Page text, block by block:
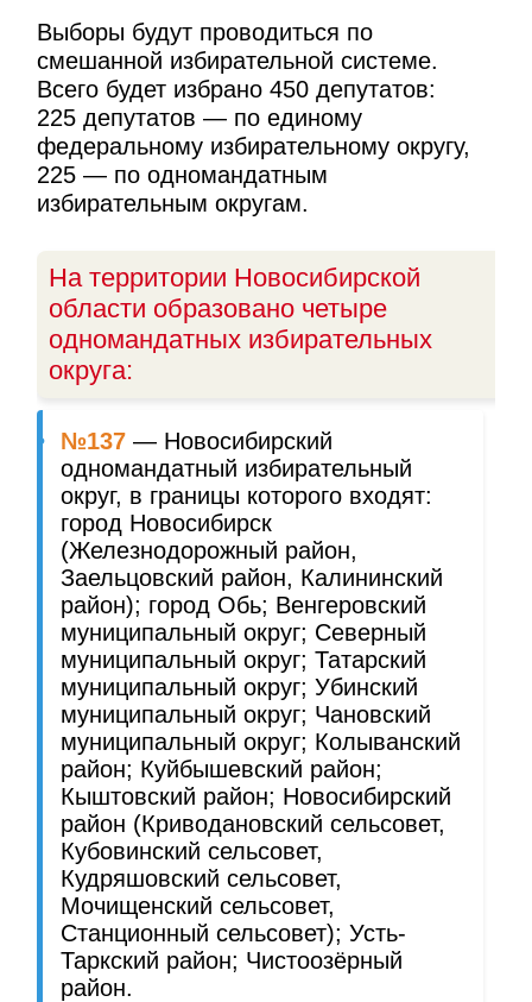
Выборы будут проводиться по
смешанной избирательной системе.
Всего будет избрано 450 депутатов:
225 депутатов — по единому
федеральному избирательному округу,
225 — по одномандатным
избирательным округам.
На территории Новосибирской
области образовано четыре
одномандатных избирательных
округа:
№137 — Новосибирский
одномандатный избирательный
округ, в границы которого входят:
город Новосибирск
(Железнодорожный район,
Заельцовский район, Калининский
район); город Обь; Венгеровский
муниципальный округ; Северный
муниципальный округ; Татарский
муниципальный округ; Убинский
муниципальный округ; Чановский
муниципальный округ; Колыванский
район; Куйбышевский район;
Кыштовский район; Новосибирский
район (Криводановский сельсовет,
Кубовинский сельсовет,
Кудряшовский сельсовет,
Мочищенский сельсовет,
Станционный сельсовет); Усть-
Таркский район; Чистоозёрный
район.